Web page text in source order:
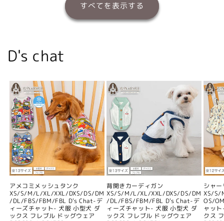
すべてを表示する
D's chat
アメコミメッシュタンク
XS/S/M/L/XL/XXL/DXS/DS/DM
/DL/FBS/FBM/FBL D's Chat-デ
ィーズチャット- 犬服 小型犬 ダ
ックス フレブル ドッグウェア
背開きカーディガン
XS/S/M/L/XL/XXL/DXS/DS/DM
/DL/FBS/FBM/FBL D's Chat-デ
ィーズチャット- 犬服 小型犬 ダ
ックス フレブル ドッグウェア
シャ
XS/
OS/
ャッ
クス